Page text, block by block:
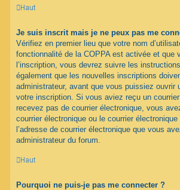
Haut
Je suis inscrit mais je ne peux pas me
Vérifiez en premier lieu que votre nom
fonctionnalité de la COPPA est activée et
l’inscription, vous devrez suivre les
également que les nouvelles inscriptions
administrateur, avant que vous puissiez
votre inscription. Si vous aviez reçu un
recevez pas de courrier électronique, vous
courrier électronique ou le courrier
l’adresse de courrier électronique que vous
administrateur du forum.
Haut
Pourquoi ne puis-je pas me connecter ?